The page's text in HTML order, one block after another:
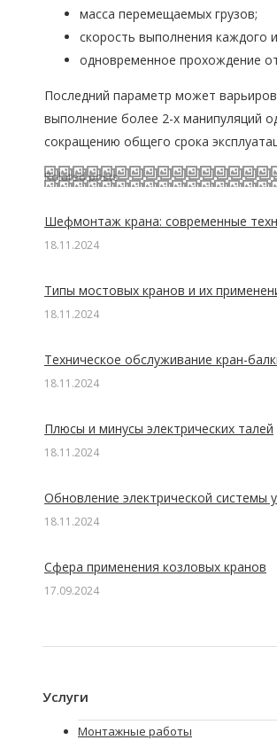
масса перемещаемых грузов;
скорость выполнения каждого
одновременное прохождение
Последний параметр может
выполнение более 2-х манипуляций
сокращению общего срока
Related posts
Шефмонтаж крана: современные
18.11.2024
Типы мостовых кранов и их
18.11.2024
Техническое обслуживание кран-
18.11.2024
Плюсы и минусы электрических талей
18.11.2024
Обновление электрической системы
18.11.2024
Сфера применения козловых кранов
17.09.2024
Услуги
Монтажные работы